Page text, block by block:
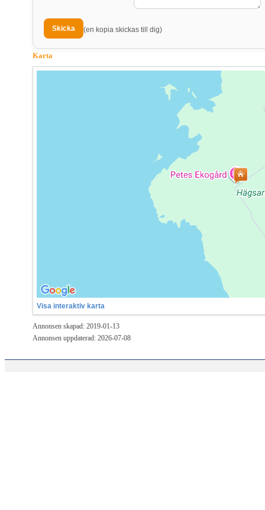
(en kopia skickas till dig)
Karta
Visa interaktiv karta
Annonsen skapad: 2019-01-13
Annonsen uppdaterad: 2026-07-08